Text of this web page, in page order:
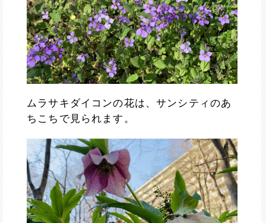
ムラサキダイコンの花は、サンシティのあ
ちこちで見られます。